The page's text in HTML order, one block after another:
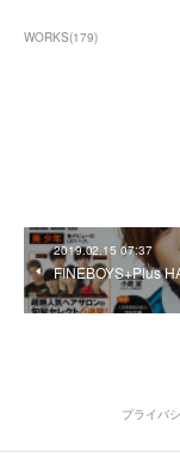
WORKS(179)
2019.02.15 07:37
FINEBOYS+Plus
プライバ